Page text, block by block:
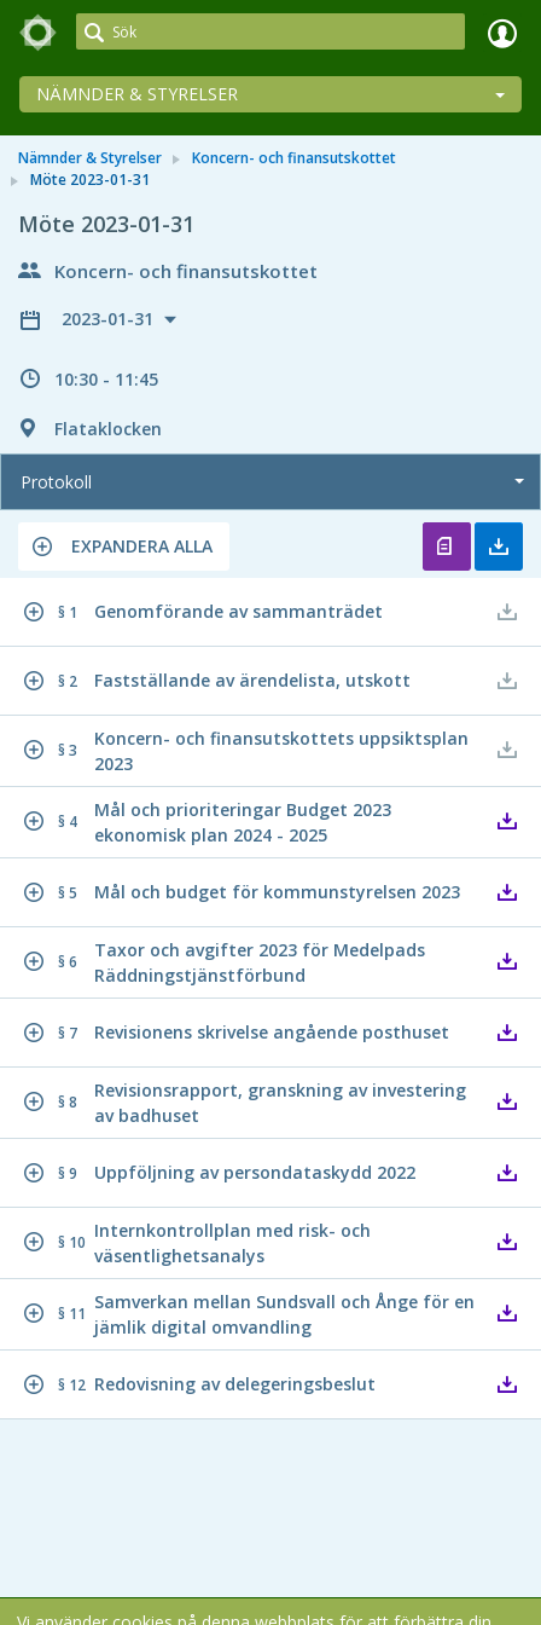
Meetings+
NÄMNDER & STYRELSER
Nämnder & Styrelser
Koncern- och finansutskottet
Möte 2023-01-31
Möte 2023-01-31
Koncern- och finansutskottet
2023-01-31
10:30 - 11:45
Flataklocken
Protokoll
EXPANDERA ALLA
§ 1 Genomförande av sammanträdet
§ 2 Fastställande av ärendelista, utskott
§ 3
Koncern- och finansutskottets uppsiktsplan
2023
§ 4
Mål och prioriteringar Budget 2023
ekonomisk plan 2024 - 2025
§ 5 Mål och budget för kommunstyrelsen 2023
§ 6
Taxor och avgifter 2023 för Medelpads
Räddningstjänstförbund
§ 7 Revisionens skrivelse angående posthuset
§ 8
Revisionsrapport, granskning av investering
av badhuset
§ 9 Uppföljning av persondataskydd 2022
§ 10
Internkontrollplan med risk- och
väsentlighetsanalys
§ 11
Samverkan mellan Sundsvall och Ånge för en
jämlik digital omvandling
§ 12 Redovisning av delegeringsbeslut